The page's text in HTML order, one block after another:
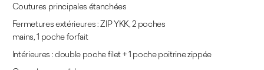
Coutures principales étanchées
Fermetures extérieures : ZIP YKK, 2 poches
mains, 1 poche forfait
Intérieures : double poche filet + 1 poche poitrine zippée